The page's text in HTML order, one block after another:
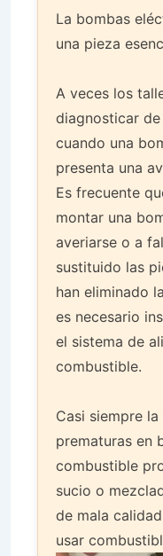
La bombas
una pieza
A veces los
diagnosticar
cuando una
presenta una
Es frecuente
montar una
averiarse o a
sustituido las
han eliminado
es necesario
el sistema de
combustible.
Casi siempre
prematuras en
combustible
sucio o
de mala
usar